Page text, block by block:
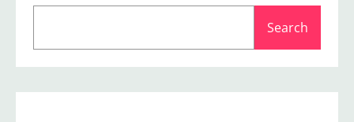
2
4
a
r
c
Search